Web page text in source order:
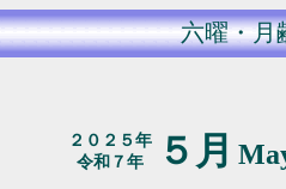
六曜・月
２０２５年
令和７年
５月